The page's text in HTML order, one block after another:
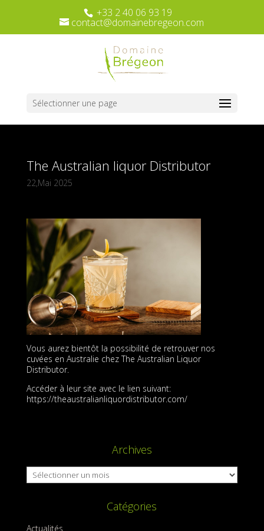
+33 2 40 06 93 19
contact@domainebregeon.com
Sélectionner une page
The Australian liquor Distributor
22,Mai 2025
Vous aurez bientôt la possibilité de retrouver nos
cuvées en Australie chez The Australian Liquor
Distributor.
Accéder à leur site avec le lien suivant:
https://theaustralianliquordistributor.com/
Archives
Archives
Catégories
Actualités